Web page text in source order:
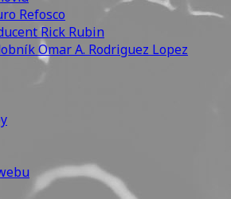
Refosco
Rick Rubin
Omar A. Rodriguez Lopez